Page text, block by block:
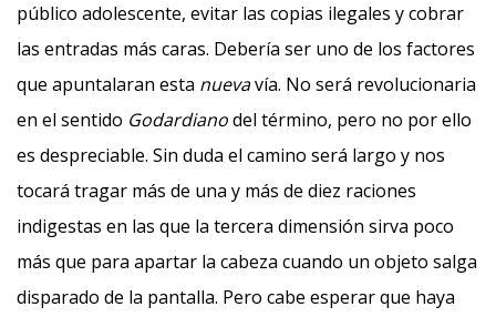
público adolescente, evitar las copias ilegales y cobrar
las entradas más caras. Debería ser uno de los factores
que apuntalaran esta nuevavía. No será revolucionaria
en el sentido Godardianodel término, pero no por ello
es despreciable. Sin duda el camino será largo y nos
tocará tragar más de una y más de diez raciones
indigestas en las que la tercera dimensión sirva poco
más que para apartar la cabeza cuando un objeto salga
disparado de la pantalla. Pero cabe esperar que haya